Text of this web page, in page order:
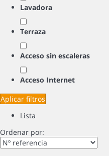
Lavadora
Terraza
Acceso sin escaleras
Acceso Internet
Aplicar filtros
Lista
Ordenar por: